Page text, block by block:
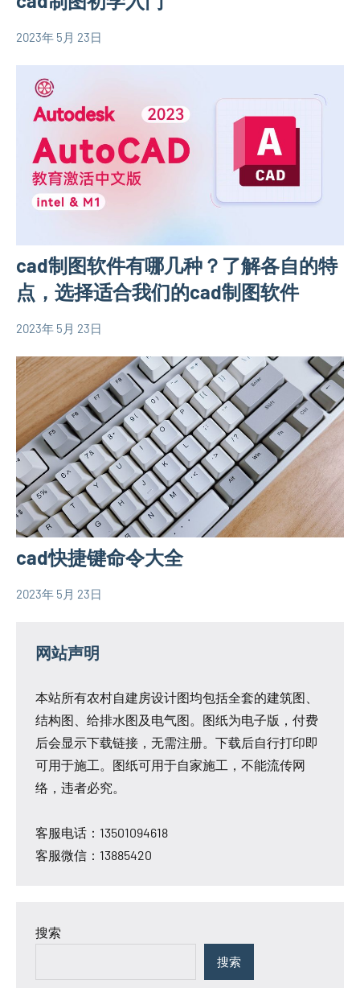
村
自
建
相
关
信
2023年 5月 23日
yacool
cad制图软件有哪几种？了解各自的特
点，选择适合我们的cad制图软件
村
自
建
房
相
关
信
息
2023年 5月 23日
yacool
cad快捷键命令大全
2023年 5月 23日
yacool
网站声明
本站所有农村自建房设计图均包括全套的建筑图、
结构图、给排水图及电气图。图纸为电子版，付费
后会显示下载链接，无需注册。下载后自行打印即
可用于施工。图纸可用于自家施工，不能流传网
络，违者必究。
客服电话：13501094618
客服微信：13885420
搜索
搜索